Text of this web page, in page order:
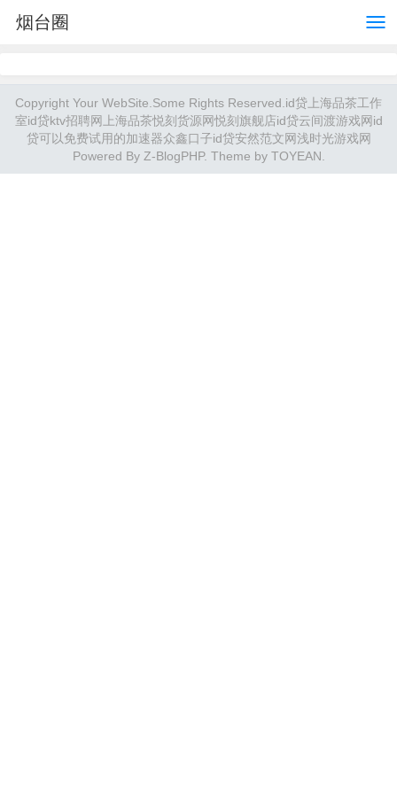
烟台圈
Copyright Your WebSite.Some Rights Reserved. id贷 上海品茶工作
室id贷ktv招聘网 上海品茶悦刻货源网悦刻旗舰店id贷云间渡游戏网id
贷可以免费试用的加速器众鑫口子id贷安然范文网浅时光游戏网
Powered By Z-BlogPHP. Theme by TOYEAN